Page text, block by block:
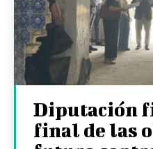
Diputación
final de las